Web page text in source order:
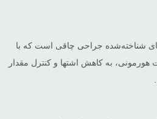
شناخته‌شده جراحی چاقی است که با
هورمونی، به کاهش اشتها و کنترل مقدار